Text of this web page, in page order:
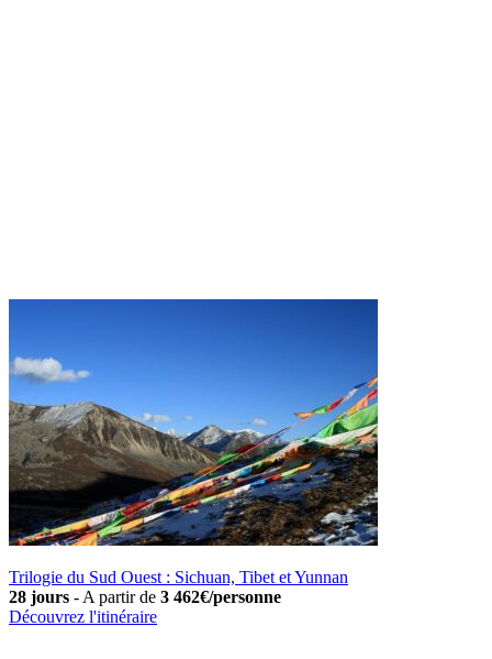
Trilogie du Sud Ouest : Sichuan, Tibet et Yunnan
28 jours - A partir de 3 462€/personne
Découvrez l'itinéraire